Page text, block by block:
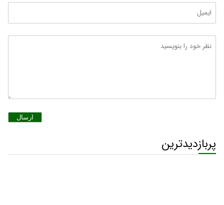
ارسال
پربازدیدترین